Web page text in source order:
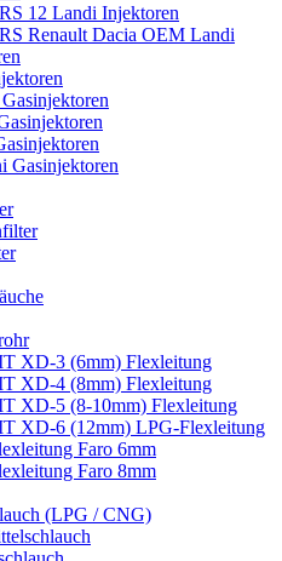
12 Landi Injektoren
Renault Dacia OEM Landi
Gasinjektoren
XD-3 (6mm) Flexleitung
XD-4 (8mm) Flexleitung
XD-5 (8-10mm) Flexleitung
XD-6 (12mm) LPG-Flexleitung
Faro 6mm
Faro 8mm
(LPG / CNG)